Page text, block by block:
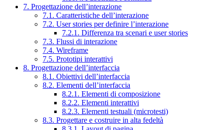
7. Progettazione dell’interazione
7.1. Caratteristiche dell’interazione
7.2. User stories per definire l’interazione
7.2.1. Differenza tra scenari e user stories
7.3. Flussi di interazione
7.4. Wireframe
7.5. Prototipi interattivi
8. Progettazione dell’interfaccia
8.1. Obiettivi dell’interfaccia
8.2. Elementi dell’interfaccia
8.2.1. Elementi di composizione
8.2.2. Elementi interattivi
8.2.3. Elementi testuali (microtesti)
8.3. Progettare e costruire in alta fedeltà